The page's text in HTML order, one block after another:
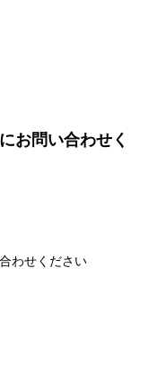
お問い合わせく
わせください